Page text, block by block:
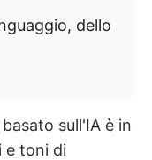
dello
sull'IA è in
e toni di